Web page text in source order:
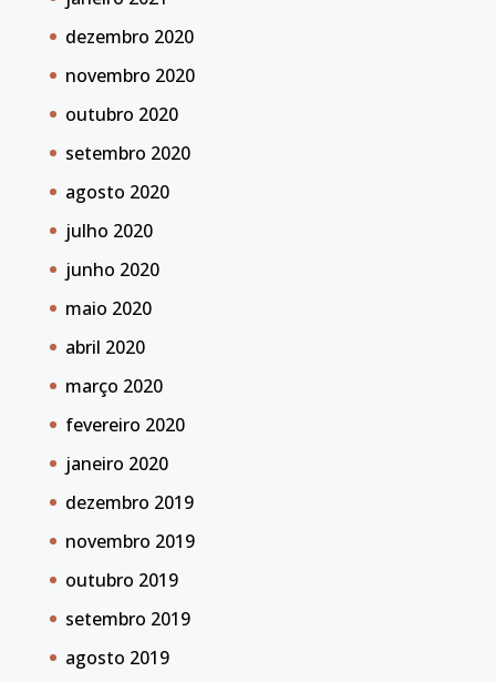
dezembro 2020
novembro 2020
outubro 2020
setembro 2020
agosto 2020
julho 2020
junho 2020
maio 2020
abril 2020
março 2020
fevereiro 2020
janeiro 2020
dezembro 2019
novembro 2019
outubro 2019
setembro 2019
agosto 2019